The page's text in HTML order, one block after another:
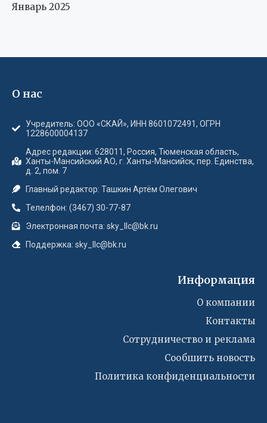
Январь 2025
О нас
Учредитель: ООО «СКАЙ», ИНН 8601072491, ОГРН
1228600004137
Адрес редакции: 628011, Россия, Тюменская область,
Ханты-Мансийский АО, г. Ханты-Мансийск, пер. Единства,
д. 2, пом. 7
Главный редактор: Ташкин Артём Олегович
Телелфон: (3467) 30-77-87
Электронная почта: sky_llc@bk.ru
Поддержка: sky_llc@bk.ru
Информация
О компании
Контакты
Сотрудничество и реклама
Сообшить новость
Политика конфиденциальности